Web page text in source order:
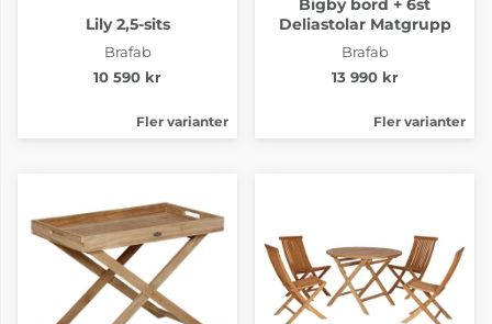
Lily 2,5-sits
Brafab
10 590 kr
Fler varianter
Bigby bord + 6st
Deliastolar Matgrupp
Brafab
13 990 kr
Fler varianter